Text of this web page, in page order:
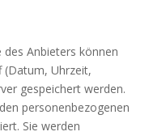
Anbieters können
Uhrzeit,
gespeichert werden.
personenbezogenen
Sie werden